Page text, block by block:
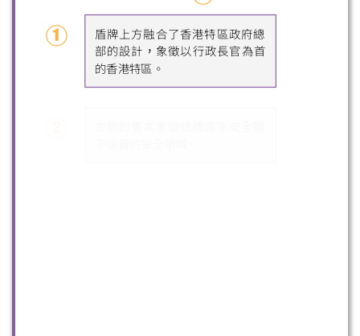
盾牌上方融合了香港特區政府總
部的設計，象徵以行政長官為首
的香港特區。
微信 微博 小紅書